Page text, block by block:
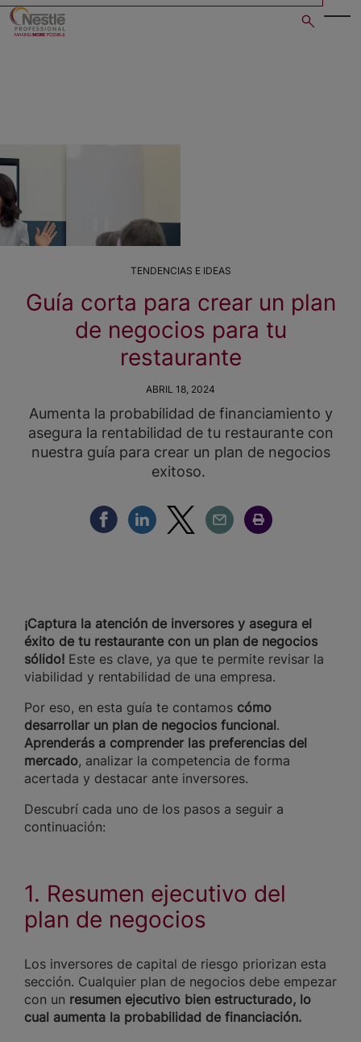
Skip
TENDENCIAS E IDEAS
Guía corta para crear un plan
de negocios para tu
restaurante
ABRIL 18, 2024
Aumenta la probabilidad de financiamiento y
asegura la rentabilidad de tu restaurante con
nuestra guía para crear un plan de negocios
exitoso.
Compartir Facebook
Compartir Linkedin
Compartir Twitter
Compartir Email
Compartir Imprimir
¡Captura la atención de inversores y asegura el
éxito de tu restaurante con un plan de negocios
sólido! Este es clave, ya que te permite revisar la
viabilidad y rentabilidad de una empresa.
Por eso, en esta guía te contamos cómo
desarrollar un plan de negocios funcional.
Aprenderás a comprender las preferencias del
mercado, analizar la competencia de forma
acertada y destacar ante inversores.
Descubrí cada uno de los pasos a seguir a
continuación:
1. Resumen ejecutivo del
plan de negocios
Los inversores de capital de riesgo priorizan esta
sección. Cualquier plan de negocios debe empezar
con un resumen ejecutivo bien estructurado, lo
cual aumenta la probabilidad de financiación.